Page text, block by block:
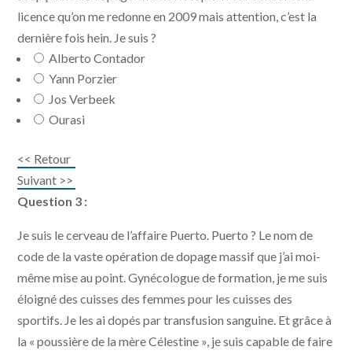
licence qu’on me redonne en 2009 mais attention, c’est la
dernière fois hein. Je suis ?
Alberto Contador
Yann Porzier
Jos Verbeek
Ourasi
<< Retour
Suivant >>
Question 3 :
Je suis le cerveau de l’affaire Puerto. Puerto ? Le nom de
code de la vaste opération de dopage massif que j’ai moi-
même mise au point. Gynécologue de formation, je me suis
éloigné des cuisses des femmes pour les cuisses des
sportifs. Je les ai dopés par transfusion sanguine. Et grâce à
la « poussière de la mère Célestine », je suis capable de faire